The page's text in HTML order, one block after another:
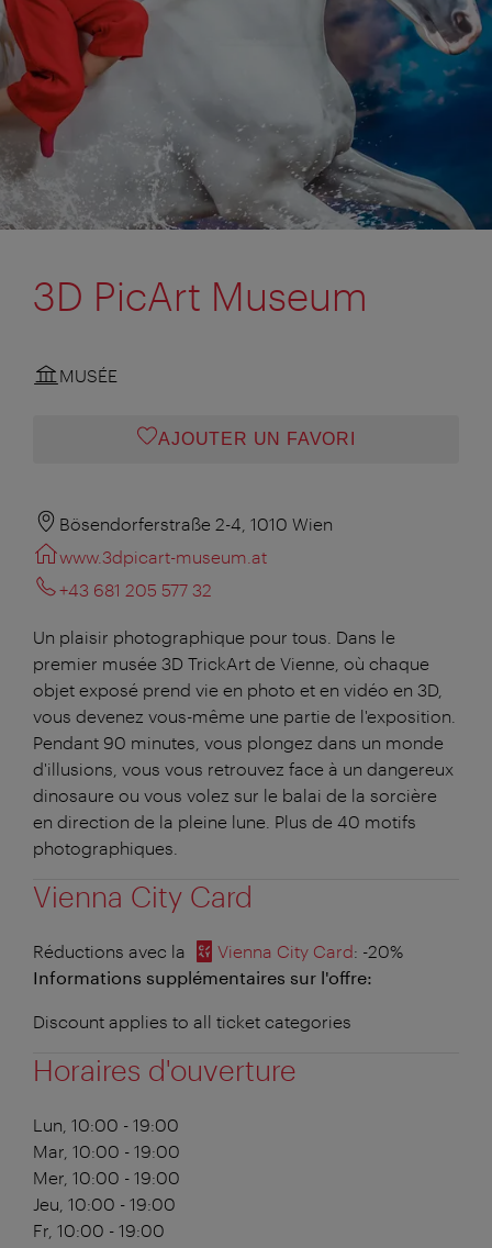
3D PicArt Museum
MUSÉE
AJOUTER UN FAVORI
Bösendorferstraße 2-4, 1010 Wien
www.3dpicart-museum.at
+43 681 205 577 32
Un plaisir photographique pour tous. Dans le
premier musée 3D TrickArt de Vienne, où chaque
objet exposé prend vie en photo et en vidéo en 3D,
vous devenez vous-même une partie de l'exposition.
Pendant 90 minutes, vous plongez dans un monde
d'illusions, vous vous retrouvez face à un dangereux
dinosaure ou vous volez sur le balai de la sorcière
en direction de la pleine lune. Plus de 40 motifs
photographiques.
Vienna City Card
Réductions avec la Vienna City Card: -20%
Informations supplémentaires sur l'offre:
Discount applies to all ticket categories
Horaires d'ouverture
Lun, 10:00 - 19:00
Mar, 10:00 - 19:00
Mer, 10:00 - 19:00
Jeu, 10:00 - 19:00
Fr, 10:00 - 19:00